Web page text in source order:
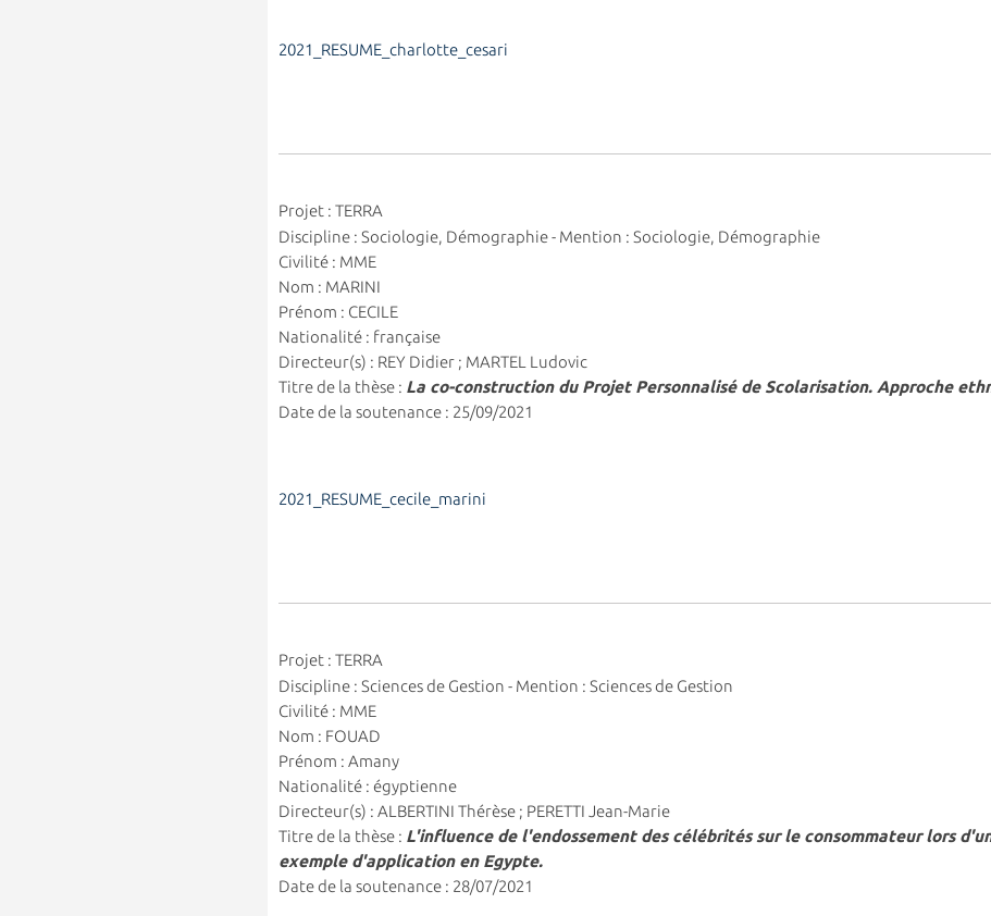
2021_RESUME_charlotte_cesari
Projet : TERRA
Discipline : Sociologie, Démographie - Mention : Sociologie, Démographie
Civilité : MME
Nom : MARINI
Prénom : CECILE
Nationalité : française
Directeur(s) : REY Didier ; MARTEL Ludovic
Titre de la thèse : La co-construction du Projet Personnalisé de Scolarisation. Approche
Date de la soutenance : 25/09/2021
2021_RESUME_cecile_marini
Projet : TERRA
Discipline : Sciences de Gestion - Mention : Sciences de Gestion
Civilité : MME
Nom : FOUAD
Prénom : Amany
Nationalité : égyptienne
Directeur(s) : ALBERTINI Thérèse ; PERETTI Jean-Marie
Titre de la thèse : L'influence de l'endossement des célébrités sur le consommateur lors
exemple d'application en Egypte.
Date de la soutenance : 28/07/2021